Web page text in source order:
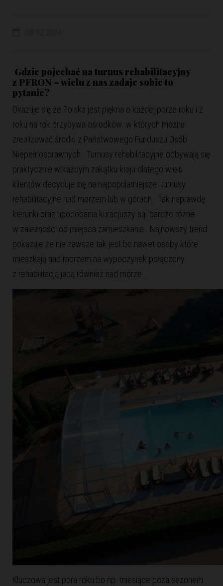
Gdzie pojechać na turnus rehabilitacyjny
z PFRON – wielu z nas zadaje sobie to
pytanie?
Okazuje się że Polska jest piękna o każdej porze roku i z
roku na rok przybywa ośrodków w których można
zrealizować środki z Państwowego Funduszu Osób
Niepełnosprawnych . Turnusy rehabilitacyjne odbywają się
praktycznie w każdym zakątku kraju dlatego wielu
klientów decyduje się na najpopularniejsze turnusy
rehabilitacyjne nad morzem lub w górach . Tak naprawdę
kierunki oraz upodobania kuracjuszy są bardzo różne
w zależności od miejsca zamieszkania . Najnowszy trend
pokazuje że nie zawsze tak jest bo nawet osoby które
mieszkają nad morzem na wypoczynek połączony
z rehabilitacją jadą również nad morze .
Kluczowa jest pora roku bo np. miesiące poza sezonem